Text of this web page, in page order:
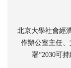
北京大學社會經
作辦公室主任
署“2030可